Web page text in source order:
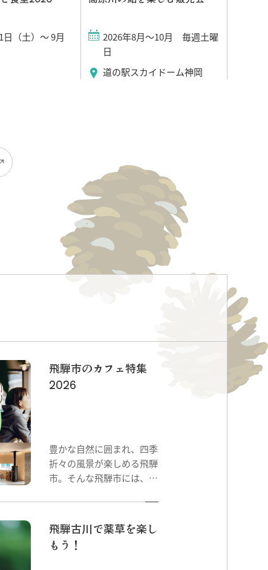
日（土）～ 9月
2026年8月〜10月 毎週土曜
日
道の駅スカイドーム神岡
飛騨市のカフェ特集
2026
豊かな自然に囲まれ、四季
折々の風景が楽しめる飛騨
市。そんな飛騨市には、地
と息つける個性豊かな喫茶
店が点在しています。今回
は、古川町・神岡町・河合
飛騨古川で薬草を楽し
もう！